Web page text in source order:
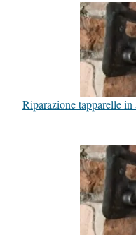
Riparazione tapparelle